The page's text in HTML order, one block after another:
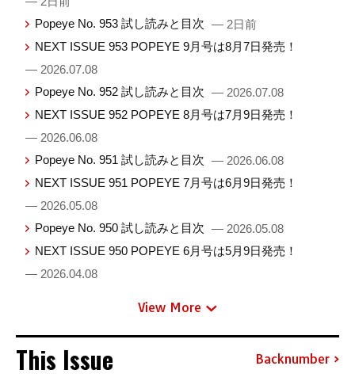
Popeye No. 953 試し読みと目次 — 2日前
NEXT ISSUE 953 POPEYE 9月号は8月7日発売！
— 2026.07.08
Popeye No. 952 試し読みと目次 — 2026.07.08
NEXT ISSUE 952 POPEYE 8月号は7月9日発売！
— 2026.06.08
Popeye No. 951 試し読みと目次 — 2026.06.08
NEXT ISSUE 951 POPEYE 7月号は6月9日発売！
— 2026.05.08
Popeye No. 950 試し読みと目次 — 2026.05.08
NEXT ISSUE 950 POPEYE 6月号は5月9日発売！
— 2026.04.08
View More
This Issue Backnumber